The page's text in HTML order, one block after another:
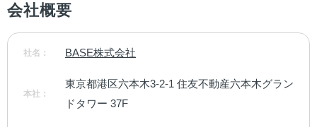
会社概要
社名： BASE株式会社
本社：
東京都港区六本木3-2-1 住友不動産六本木グラン
ドタワー 37F